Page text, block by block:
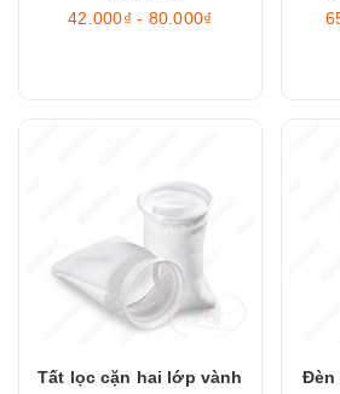
42.000₫ - 80.000₫
Tất lọc cặn hai lớp vành
Đèn